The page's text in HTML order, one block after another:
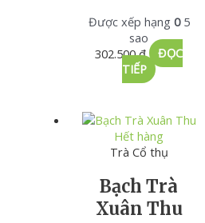
Được xếp hạng 05
sao
302.500₫
ĐỌC
TIẾP
Hết hàng
Trà Cổ thụ
Bạch Trà
Xuân Thu